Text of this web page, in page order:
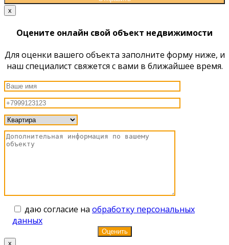
x
Оцените онлайн свой объект недвижимости
Для оценки вашего объекта заполните форму ниже, и
наш специалист свяжется с вами в ближайшее время.
даю согласие на обработку персональных
данных
x